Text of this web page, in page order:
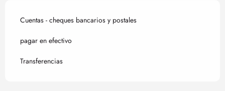
Cuentas - cheques bancarios y postales
pagar en efectivo
Transferencias